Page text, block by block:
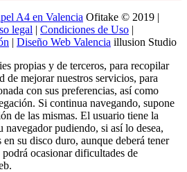
A4 en Valencia Ofitake © 2019 |
legal | Condiciones de Uso |
| Diseño Web Valencia illusion Studio
propias y de terceros, para recopilar
mejorar nuestros servicios, para
con sus preferencias, así como
Si continua navegando, supone
de las mismas. El usuario tiene la
pudiendo, si así lo desea,
su disco duro, aunque deberá tener
ocasionar dificultades de